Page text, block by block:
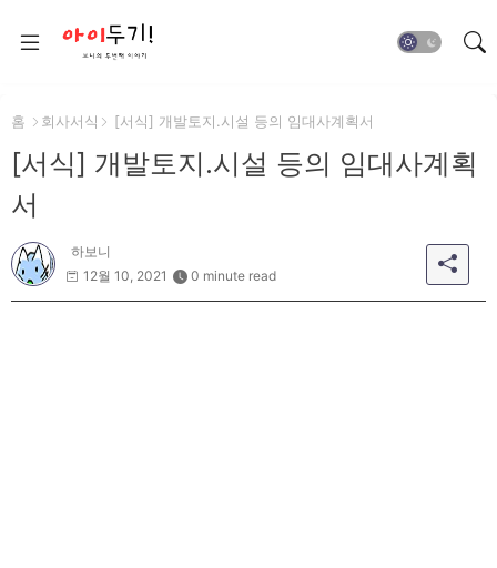
홈 회사서식 [서식] 개발토지.시설 등의 임대사계획서
[서식] 개발토지.시설 등의 임대사계획
서
하보니
12월 10, 2021
0 minute read